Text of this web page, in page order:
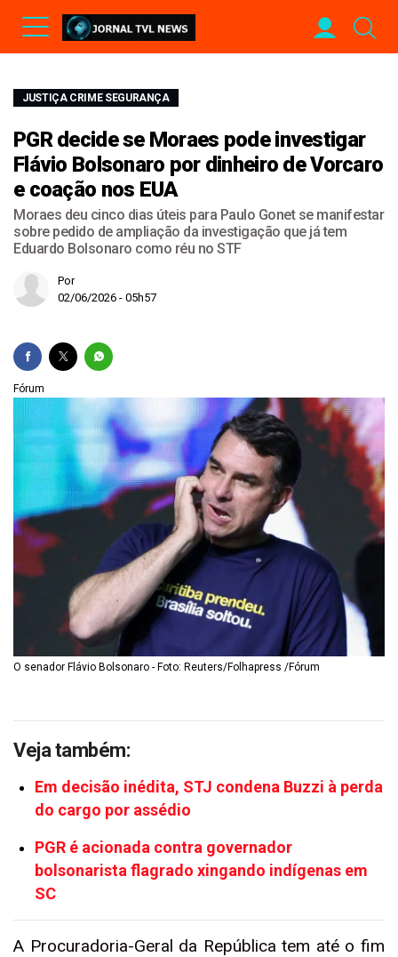
JUSTIÇA CRIME SEGURANÇA
PGR decide se Moraes pode investigar
Flávio Bolsonaro por dinheiro de Vorcaro
e coação nos EUA
Moraes deu cinco dias úteis para Paulo Gonet se manifestar
sobre pedido de ampliação da investigação que já tem
Eduardo Bolsonaro como réu no STF
Por
02/06/2026 - 05h57
Fórum
O senador Flávio Bolsonaro - Foto: Reuters/Folhapress /Fórum
Veja também:
Em decisão inédita, STJ condena Buzzi à perda
do cargo por assédio
PGR é acionada contra governador
bolsonarista flagrado xingando indígenas em
SC
A Procuradoria-Geral da República tem até o fim